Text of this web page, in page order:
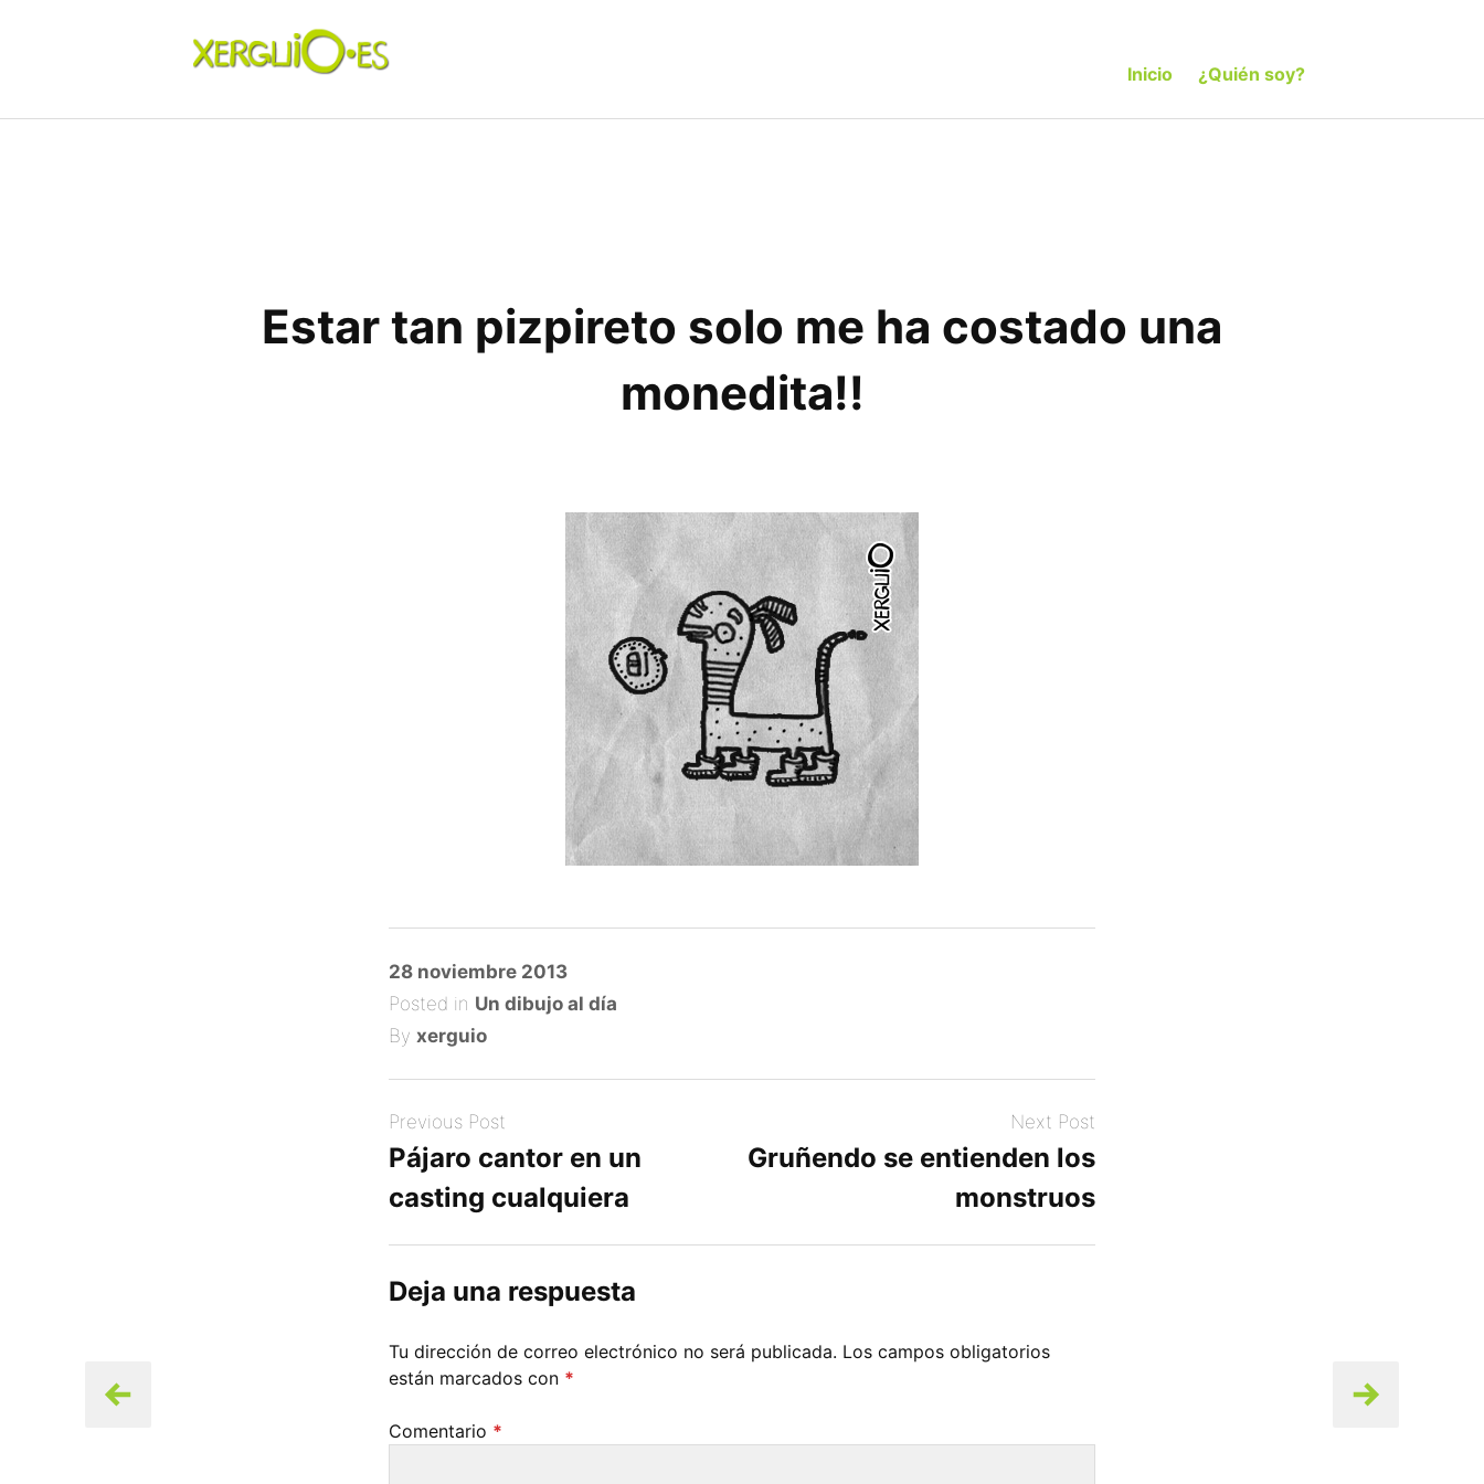
Inicio ¿Quién soy?
Estar tan pizpireto solo me ha costado una
monedita!!
Posted
on
28 noviembre 2013
Posted in Un dibujo al día
By xerguio
Previous Post
Pájaro cantor en un
casting cualquiera
Next Post
Gruñendo se entienden los
monstruos
Deja una respuesta
Tu dirección de correo electrónico no será publicada. Los campos obligatorios
están marcados con *
Comentario *